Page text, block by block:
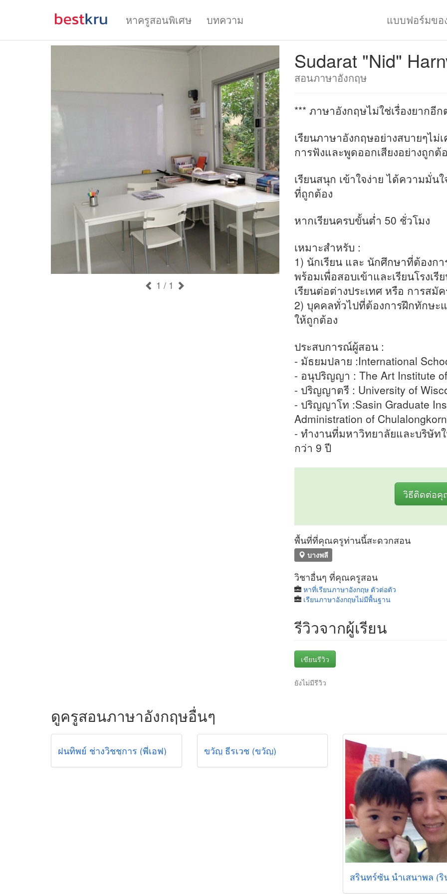
หาครูสอนพิเศษ บทความ แบบฟอร์มข
1 / 1
Sudarat "Nid"
สอนภาษาอังกฤษ
*** ภาษาอังกฤษไม่ใช่เรื่องยากอีก
เรียนภาษาอังกฤษอย่างสบายๆไม่
การฟังและพูดออกเสียงอย่างถูก
เรียนสนุก เข้าใจง่าย ได้ความมั่น
ที่ถูกต้อง
หากเรียนครบขั้นต่ำ 50 ชั่วโมง
เหมาะสำหรับ :
1) นักเรียน และ นักศึกษาที่ต้องกา
พร้อมเพื่อสอบเข้าและเรียนโรงเ
เรียนต่อต่างประเทศ หรือ การสมั
2) บุคคลทั่วไปที่ต้องการฝึกทักษ
ให้ถูกต้อง
ประสบการณ์ผู้สอน :
- มัธยมปลาย :International
- อนุปริญญา : The Art Institute
- ปริญญาตรี : University of
- ปริญญาโท :Sasin Graduate
Administration of
- ทำงานที่มหาวิทยาลัยและบริษัท
กว่า 9 ปี
วิธีติดต่อคุ
พื้นที่ที่คุณครูท่านนี้สะดวกสอน
บางพลี
วิชาอื่นๆ ที่คุณครูสอน
หาที่เรียนภาษาอังกฤษ ตัวต่อตัว
เรียนภาษาอังกฤษไม่มีพื้นฐาน
รีวิวจากผู้เรียน
เขียนรีวิว
ยังไม่มีรีวิว
ดูครูสอนภาษาอังกฤษอื่นๆ
ฝนทิพย์ ช่างวิชชุการ (พี่เอฟ) ขวัญ ธีรเวช (ขวัญ)
สรินทร์ซัน นำเสนาพล (ริ